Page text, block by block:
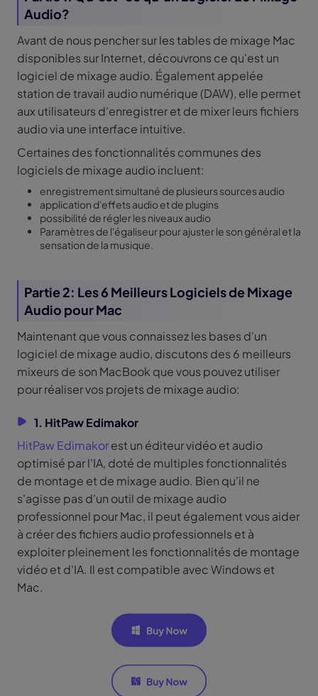
Audio?
Avant de nous pencher sur les tables de mixage Mac
disponibles sur Internet, découvrons ce qu'est un
logiciel de mixage audio. Également appelée
station de travail audio numérique (DAW), elle permet
aux utilisateurs d'enregistrer et de mixer leurs fichiers
audio via une interface intuitive.
Certaines des fonctionnalités communes des
logiciels de mixage audio incluent:
enregistrement simultané de plusieurs sources audio
application d'effets audio et de plugins
possibilité de régler les niveaux audio
Paramètres de l'égaliseur pour ajuster le son général et la
sensation de la musique.
Partie 2: Les 6 Meilleurs Logiciels de Mixage
Audio pour Mac
Maintenant que vous connaissez les bases d'un
logiciel de mixage audio, discutons des 6 meilleurs
mixeurs de son MacBook que vous pouvez utiliser
pour réaliser vos projets de mixage audio:
1. HitPaw Edimakor
HitPaw Edimakorest un éditeur vidéo et audio
optimisé par l'IA, doté de multiples fonctionnalités
de montage et de mixage audio. Bien qu'il ne
s'agisse pas d'un outil de mixage audio
professionnel pour Mac, il peut également vous aider
à créer des fichiers audio professionnels et à
exploiter pleinement les fonctionnalités de montage
vidéo et d'IA. Il est compatible avec Windows et
Mac.